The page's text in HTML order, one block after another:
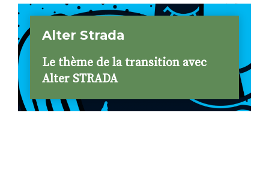
Alter Strada
Le thème de la transition avec
Alter STRADA